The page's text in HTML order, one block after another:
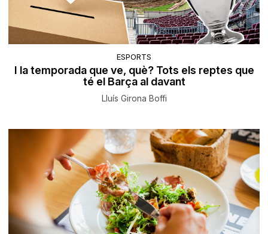
ESPORTS
I la temporada que ve, què? Tots els reptes que
té el Barça al davant
Lluís Girona Boffi